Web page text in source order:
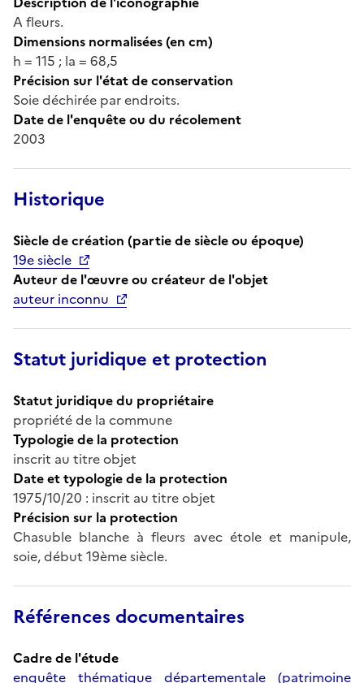
A fleurs.
Dimensions normalisées (en cm)
h = 115 ; la = 68,5
Précision sur l'état de conservation
Soie déchirée par endroits.
Date de l'enquête ou du récolement
2003
Historique
Siècle de création (partie de siècle ou époque)
19e siècle
Auteur de l'œuvre ou créateur de l'objet
auteur inconnu
Statut juridique et protection
Statut juridique du propriétaire
propriété de la commune
Typologie de la protection
inscrit au titre objet
Date et typologie de la protection
1975/10/20 : inscrit au titre objet
Précision sur la protection
Chasuble blanche à fleurs avec étole et manipule,
soie, début 19ème siècle.
Références documentaires
Cadre de l'étude
enquête thématique départementale (patrimoine